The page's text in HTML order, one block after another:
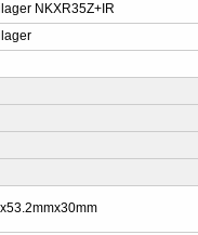
NKXR35Z+IR